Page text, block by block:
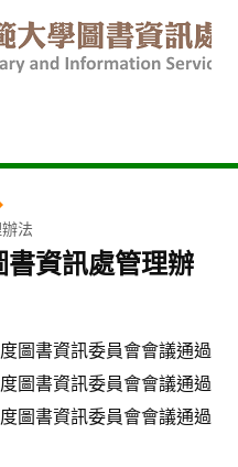
法
書資訊處管理辦
圖書資訊委員會會議通過
圖書資訊委員會會議通過
圖書資訊委員會會議通過